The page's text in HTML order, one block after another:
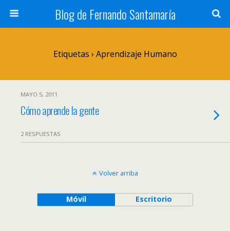
Blog de Fernando Santamaría
Etiquetas › Aprendizaje Humano
MAYO 5, 2011
Cómo aprende la gente
2 RESPUESTAS
Volver arriba
Móvil Escritorio